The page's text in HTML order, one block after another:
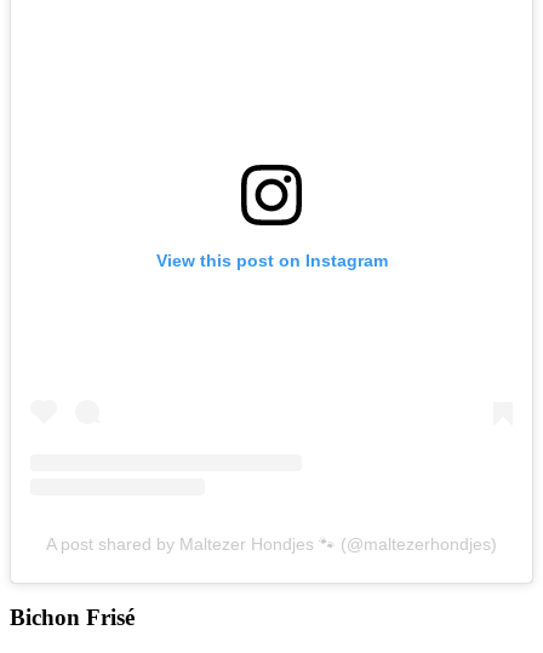
View this post on Instagram
A post shared by Maltezer Hondjes 🐾 (@maltezerhondjes)
Bichon Frisé